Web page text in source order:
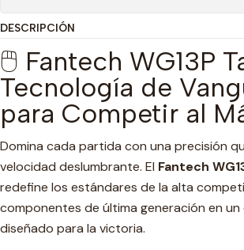
DESCRIPCIÓN
🖱️ Fantech WG13P
Tecnología de
para Competir al
Domina cada partida con una precisión
velocidad deslumbrante. El Fantech
redefine los estándares de la alta
componentes de última generación en
diseñado para la victoria.